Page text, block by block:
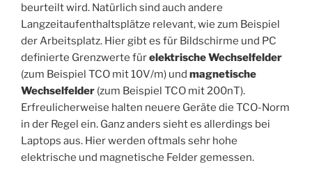
beurteilt wird. Natürlich sind auch andere
Langzeitaufenthaltsplätze relevant, wie zum Beispiel
der Arbeitsplatz. Hier gibt es für Bildschirme und PC
definierte Grenzwerte fürelektrische Wechselfelder
(zum Beispiel TCO mit 10V/m) und magnetische
Wechselfelder (zum Beispiel TCO mit 200nT).
Erfreulicherweise halten neuere Geräte die TCO-Norm
in der Regel ein. Ganz anders sieht es allerdings bei
Laptops aus. Hier werden oftmals sehr hohe
elektrische und magnetische Felder gemessen.